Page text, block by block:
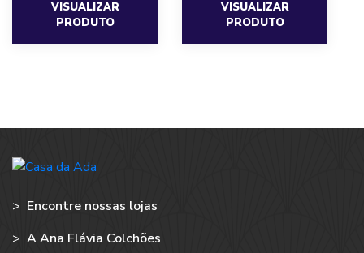
VISUALIZAR
PRODUTO
VISUALIZAR
PRODUTO
> Encontre nossas lojas
> A Ana Flávia Colchões